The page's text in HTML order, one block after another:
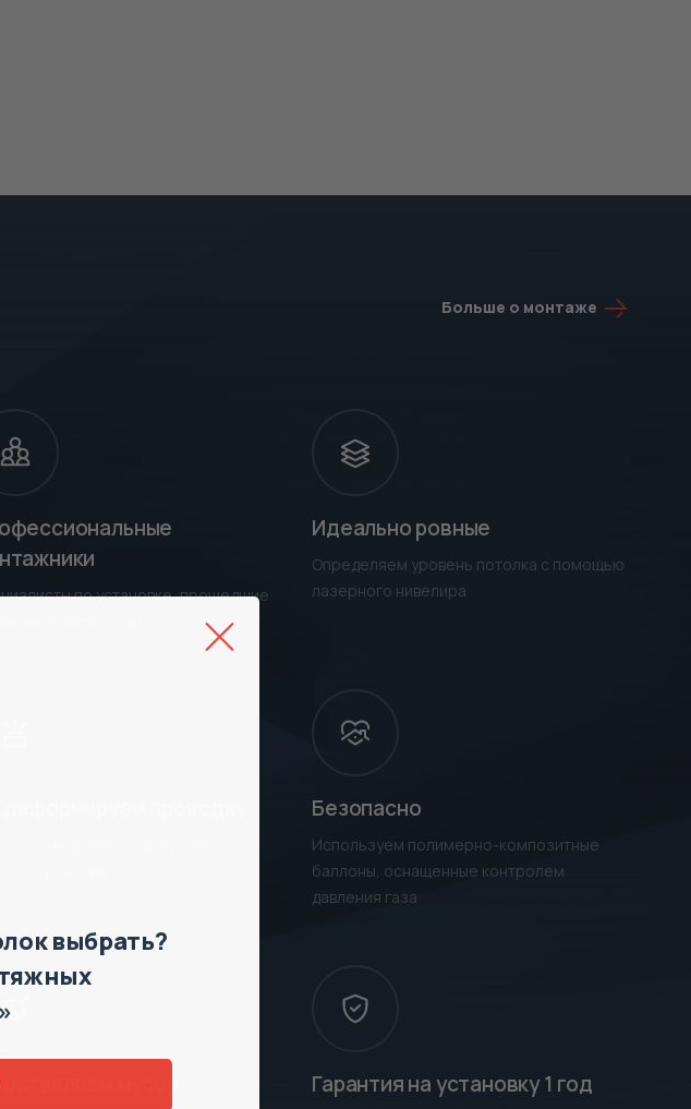
Больше о монтаже
по установке, прошедшие
Идеально ровные
Определяем уровень потолка с помощью
лазерного нивелира
Безопасно
Используем полимерно-композитные
баллоны, оснащенные контролем
давления газа
мусор Гарантия на установку 1 год
выбрать?